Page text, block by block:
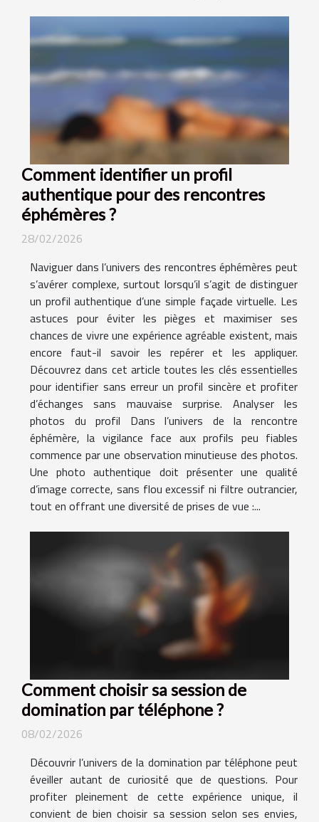
Comment identifier un profil
authentique pour des rencontres
éphémères ?
28/02/2026
Naviguer dans l’univers des rencontres éphémères peut
s’avérer complexe, surtout lorsqu’il s’agit de distinguer
un profil authentique d’une simple façade virtuelle. Les
astuces pour éviter les pièges et maximiser ses
chances de vivre une expérience agréable existent, mais
encore faut-il savoir les repérer et les appliquer.
Découvrez dans cet article toutes les clés essentielles
pour identifier sans erreur un profil sincère et profiter
d’échanges sans mauvaise surprise. Analyser les
photos du profil Dans l’univers de la rencontre
éphémère, la vigilance face aux profils peu fiables
commence par une observation minutieuse des photos.
Une photo authentique doit présenter une qualité
d’image correcte, sans flou excessif ni filtre outrancier,
tout en offrant une diversité de prises de vue :...
Comment choisir sa session de
domination par téléphone ?
08/02/2026
Découvrir l’univers de la domination par téléphone peut
éveiller autant de curiosité que de questions. Pour
profiter pleinement de cette expérience unique, il
convient de bien choisir sa session selon ses envies,